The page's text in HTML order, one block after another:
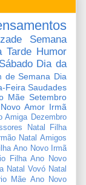
Semana
Tarde Humor
Sábado Dia da
de Semana Dia
Feira Saudades
Mãe Setembro
Amor Irmã
Amiga Dezembro
Natal Filha
Natal Amigos
Ano Novo Irmã
Filha Ano Novo
Natal Vovó Natal
Mãe Ano Novo